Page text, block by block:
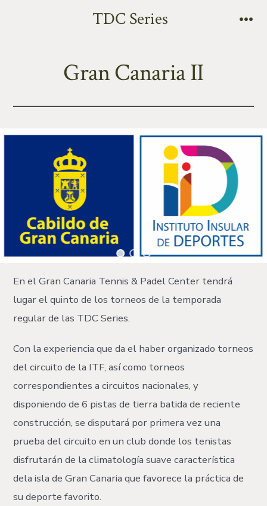
TDC Series
Gran Canaria II
En el Gran Canaria Tennis & Padel Center tendrá
lugar el quinto de los torneos de la temporada
regular de las TDC Series.
Con la experiencia que da el haber organizado torneos
del circuito de la ITF, así como torneos
correspondientes a circuitos nacionales, y
disponiendo de 6 pistas de tierra batida de reciente
construcción, se disputará por primera vez una
prueba del circuito en un club donde los tenistas
disfrutarán de la climatología suave característica
dela isla de Gran Canaria que favorece la práctica de
su deporte favorito.